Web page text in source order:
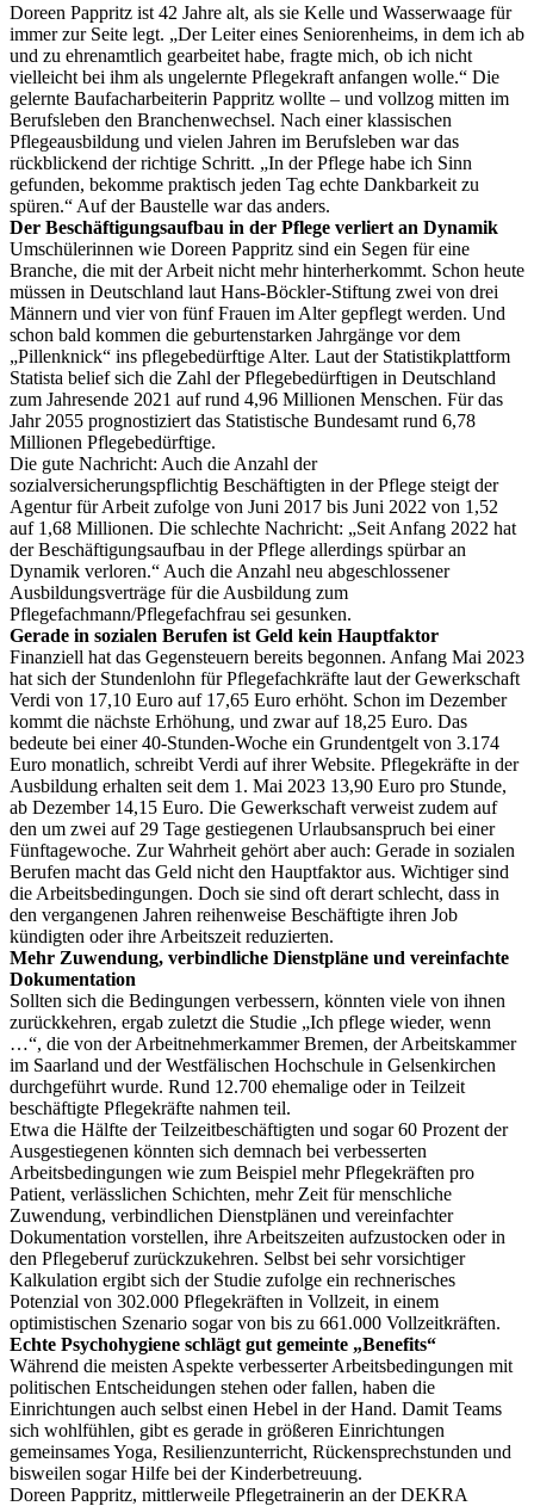
Doreen Pappritz ist 42 Jahre alt, als sie Kelle und Wasserwaage für
immer zur Seite legt. „Der Leiter eines Seniorenheims, in dem ich ab
und zu ehrenamtlich gearbeitet habe, fragte mich, ob ich nicht
vielleicht bei ihm als ungelernte Pflegekraft anfangen wolle.“ Die
gelernte Baufacharbeiterin Pappritz wollte – und vollzog mitten im
Berufsleben den Branchenwechsel. Nach einer klassischen
Pflegeausbildung und vielen Jahren im Berufsleben war das
rückblickend der richtige Schritt. „In der Pflege habe ich Sinn
gefunden, bekomme praktisch jeden Tag echte Dankbarkeit zu
spüren.“ Auf der Baustelle war das anders.
Der Beschäftigungsaufbau in der Pflege verliert an Dynamik
Umschülerinnen wie Doreen Pappritz sind ein Segen für eine
Branche, die mit der Arbeit nicht mehr hinterherkommt. Schon heute
müssen in Deutschland laut Hans-Böckler-Stiftung zwei von drei
Männern und vier von fünf Frauen im Alter gepflegt werden. Und
schon bald kommen die geburtenstarken Jahrgänge vor dem
„Pillenknick“ ins pflegebedürftige Alter. Laut der Statistikplattform
Statista belief sich die Zahl der Pflegebedürftigen in Deutschland
zum Jahresende 2021 auf rund 4,96 Millionen Menschen. Für das
Jahr 2055 prognostiziert das Statistische Bundesamt rund 6,78
Millionen Pflegebedürftige.
Die gute Nachricht: Auch die Anzahl der
sozialversicherungspflichtig Beschäftigten in der Pflege steigt der
Agentur für Arbeit zufolge von Juni 2017 bis Juni 2022 von 1,52
auf 1,68 Millionen. Die schlechte Nachricht: „Seit Anfang 2022 hat
der Beschäftigungsaufbau in der Pflege allerdings spürbar an
Dynamik verloren.“ Auch die Anzahl neu abgeschlossener
Ausbildungsverträge für die Ausbildung zum
Pflegefachmann/Pflegefachfrau sei gesunken.
Gerade in sozialen Berufen ist Geld kein Hauptfaktor
Finanziell hat das Gegensteuern bereits begonnen. Anfang Mai 2023
hat sich der Stundenlohn für Pflegefachkräfte laut der Gewerkschaft
Verdi von 17,10 Euro auf 17,65 Euro erhöht. Schon im Dezember
kommt die nächste Erhöhung, und zwar auf 18,25 Euro. Das
bedeute bei einer 40-Stunden-Woche ein Grundentgelt von 3.174
Euro monatlich, schreibt Verdi auf ihrer Website. Pflegekräfte in der
Ausbildung erhalten seit dem 1. Mai 2023 13,90 Euro pro Stunde,
ab Dezember 14,15 Euro. Die Gewerkschaft verweist zudem auf
den um zwei auf 29 Tage gestiegenen Urlaubsanspruch bei einer
Fünftagewoche. Zur Wahrheit gehört aber auch: Gerade in sozialen
Berufen macht das Geld nicht den Hauptfaktor aus. Wichtiger sind
die Arbeitsbedingungen. Doch sie sind oft derart schlecht, dass in
den vergangenen Jahren reihenweise Beschäftigte ihren Job
kündigten oder ihre Arbeitszeit reduzierten.
Mehr Zuwendung, verbindliche Dienstpläne und vereinfachte
Dokumentation
Sollten sich die Bedingungen verbessern, könnten viele von ihnen
zurückkehren, ergab zuletzt die Studie „Ich pflege wieder, wenn
…“, die von der Arbeitnehmerkammer Bremen, der Arbeitskammer
im Saarland und der Westfälischen Hochschule in Gelsenkirchen
durchgeführt wurde. Rund 12.700 ehemalige oder in Teilzeit
beschäftigte Pflegekräfte nahmen teil.
Etwa die Hälfte der Teilzeitbeschäftigten und sogar 60 Prozent der
Ausgestiegenen könnten sich demnach bei verbesserten
Arbeitsbedingungen wie zum Beispiel mehr Pflegekräften pro
Patient, verlässlichen Schichten, mehr Zeit für menschliche
Zuwendung, verbindlichen Dienstplänen und vereinfachter
Dokumentation vorstellen, ihre Arbeitszeiten aufzustocken oder in
den Pflegeberuf zurückzukehren. Selbst bei sehr vorsichtiger
Kalkulation ergibt sich der Studie zufolge ein rechnerisches
Potenzial von 302.000 Pflegekräften in Vollzeit, in einem
optimistischen Szenario sogar von bis zu 661.000 Vollzeitkräften.
Echte Psychohygiene schlägt gut gemeinte „Benefits“
Während die meisten Aspekte verbesserter Arbeitsbedingungen mit
politischen Entscheidungen stehen oder fallen, haben die
Einrichtungen auch selbst einen Hebel in der Hand. Damit Teams
sich wohlfühlen, gibt es gerade in größeren Einrichtungen
gemeinsames Yoga, Resilienzunterricht, Rückensprechstunden und
bisweilen sogar Hilfe bei der Kinderbetreuung.
Doreen Pappritz, mittlerweile Pflegetrainerin an der DEKRA